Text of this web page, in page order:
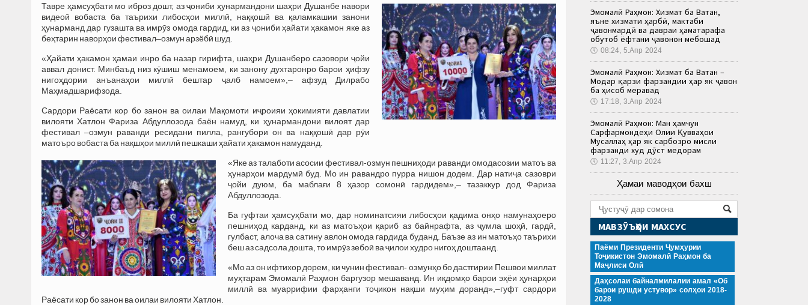
Тавре ҳамсуҳбати мо иброз дошт, аз ҷониби ҳунармандони шаҳри Душанбе навори
видеоӣ вобаста ба таърихи либосҳои миллӣ, наққошӣ ва қаламкашии занони
ҳунарманд дар гузашта ва имрӯз омода гардид, ки аз ҷониби ҳайати ҳакамон яке аз
беҳтарин наворҳои фестивал–озмун арзёбӣ шуд.
«Ҳайати ҳакамон ҳамаи инро ба назар гирифта, шаҳри Душанберо сазовори ҷойи
аввал донист. Минбаъд низ кӯшиш менамоем, ки занону духтаронро барои ҳифзу
нигоҳдории анъанаҳои миллӣ бештар ҷалб намоем»,– афзуд Дилрабо
Маҳмадшарифзода.
Сардори Раёсати кор бо занон ва оилаи Мақомоти иҷроияи ҳокимияти давлатии
вилояти Хатлон Фариза Абдуллозода баён намуд, ки ҳунармандони вилоят дар
фестивал –озмун раванди ресидани пилла, рангубори он ва наққошӣ дар рӯи
матоъро вобаста ба нақшҳои миллӣ пешкаши ҳайати ҳакамон намуданд.
«Яке аз талаботи асосии фестивал-озмун пешниҳоди раванди омодасозии матоъ ва
ҳунарҳои мардумӣ буд. Мо ин равандро пурра нишон додем. Дар натиҷа сазоври
ҷойи дуюм, ба маблағи 8 ҳазор сомонӣ гардидем»,– тазаккур дод Фариза
Абдуллозода.
Ба гуфтаи ҳамсуҳбати мо, дар номинатсияи либосҳои қадима онҳо намунаҳоеро
пешниҳод карданд, ки аз матоъҳои қариб аз байнрафта, аз ҷумла шоҳӣ, гардӣ,
гулбаст, алоча ва сатину авлон омода гардида буданд. Баъзе аз ин матоъҳо таърихи
беш аз садсола дошта, то имрӯз зебоӣ ва ҷилои худро нигоҳ доштаанд.
«Мо аз он ифтихор дорем, ки чунин фестивал- озмунҳо бо дастгирии Пешвои миллат
муҳтарам Эмомалӣ Раҳмон баргузор мешаванд. Ин иқдомҳо барои эҳёи ҳунарҳои
миллӣ ва муаррифии фарҳанги тоҷикон нақши муҳим доранд»,–гуфт сардори
Раёсати кор бо занон ва оилаи вилояти Хатлон.
Эмомалӣ Раҳмон: Хизмат ба Ватан,
яъне хизмати ҳарбӣ, мактаби
ҷавонмардӣ ва давраи ҳаматарафа
обутоб ёфтани ҷавонон мебошад
🕔 08:24, 5.Апр 2024
Эмомалӣ Раҳмон: Хизмат ба Ватан –
Модар қарзи фарзандии ҳар як ҷавон
ба ҳисоб меравад
🕔 17:18, 3.Апр 2024
Эмомалӣ Раҳмон: Ман ҳамчун
Сарфармондеҳи Олии Қувваҳои
Мусаллаҳ ҳар як сарбозро мисли
фарзанди худ дӯст медорам
🕔 11:27, 3.Апр 2024
Ҳамаи маводҳои бахш
МАВЗӮЪҲОИ МАХСУС
Паёми Президенти Ҷумҳурии
Тоҷикистон Эмомалӣ Раҳмон ба
Маҷлиси Олӣ
Даҳсолаи байналмилалии амал «Об
барои рушди устувор» солҳои 2018-
2028